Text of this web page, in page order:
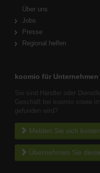
Über uns
Jobs
Presse
Regional helfen
koomio für Unternehmen
Sie sind Händler oder
Geschäft bei koomio sowie
gefunden wird?
Melden Sie sich
Übernehmen Sie